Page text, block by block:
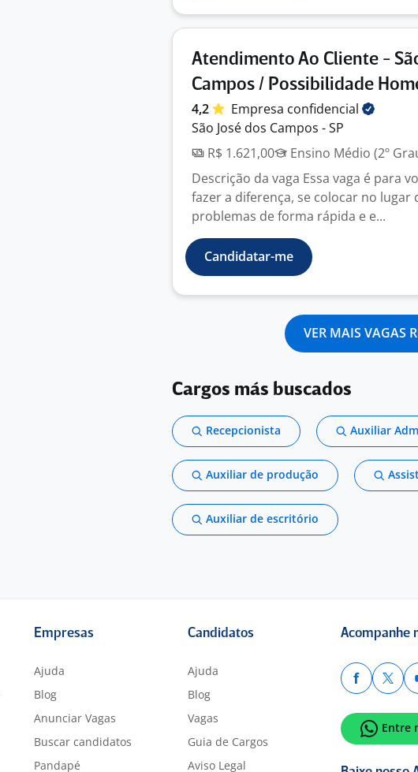
Atendimento Ao Cliente -
Campos / Possibilidade
4,2 Empresa confidencial
São José dos Campos - SP
R$ 1.621,00
Ensino Médio (2º
Descrição da vaga Essa vaga é para
fazer a diferença, se colocar no
problemas de forma rápida e e...
Candidatar-me
VER MAIS VAGAS
Cargos más buscados
Recepcionista Auxiliar
Auxiliar de produção
Auxiliar de escritório
Empresas
Ajuda
Blog
Anunciar Vagas
Buscar candidatos
Pandapé
Candidatos
Ajuda
Blog
Vagas
Guia de Cargos
Aviso Legal
Acompanhe
Entre